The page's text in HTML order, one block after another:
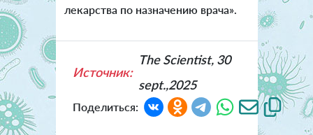
лекарства по назначению врача».
Источник:
The Scientist, 30
sept.,2025
Поделиться: